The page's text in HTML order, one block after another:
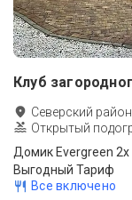
Клуб
Северский район
Открытый
Выгодный Тариф
Все включено